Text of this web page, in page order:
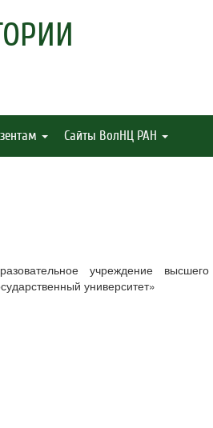
Сайты ВолНЦ РАН
учреждение высшего
университет»